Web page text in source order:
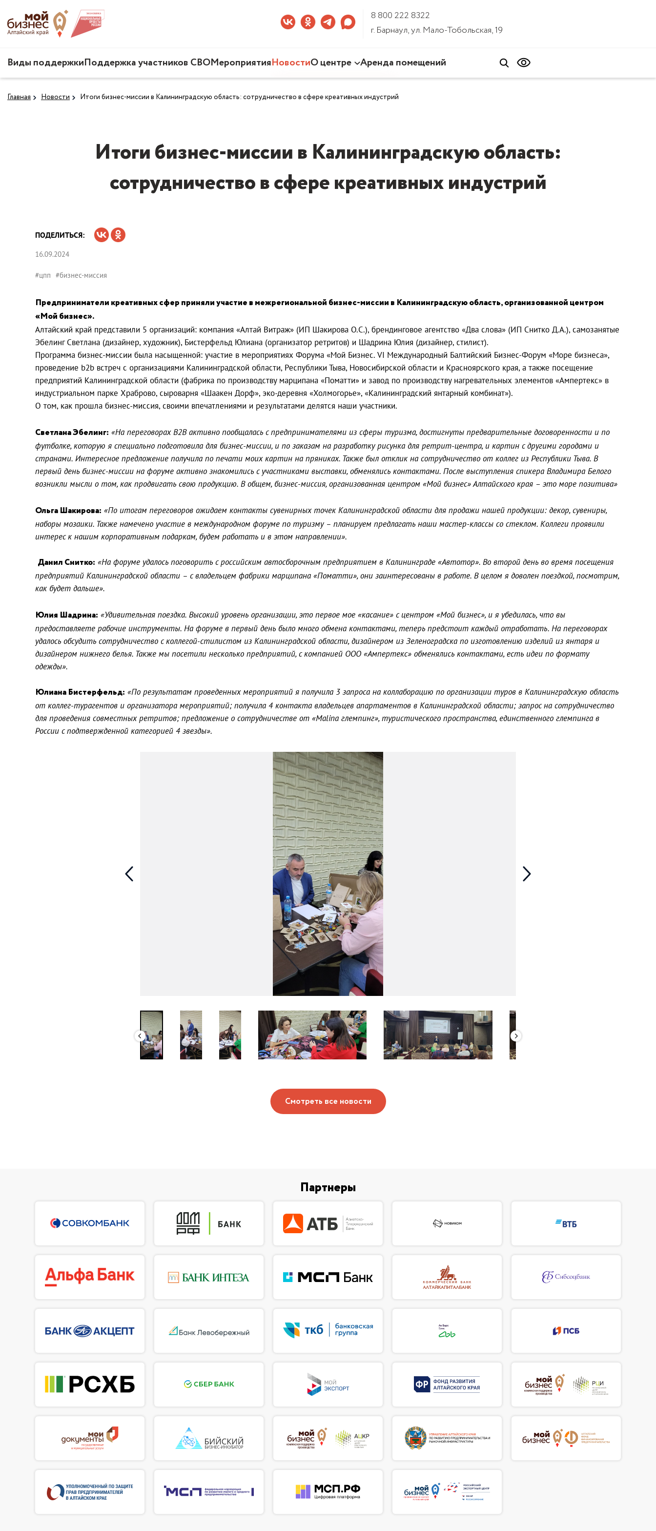
8 800 222 8322
г. Барнаул, ул. Мало-Тобольская, 19
Виды поддержкиПоддержка участников СВОМероприятияНовостиО центре
Команда Центра
3D-тур по Центру
Аренда помещений
Главная Новости Итоги бизнес-миссии в Калининградскую область: сотрудничество в сфере креативных индустрий
Итоги бизнес-миссии в Калининградскую область:
сотрудничество в сфере креативных индустрий
ПОДЕЛИТЬСЯ:
16.09.2024
#цпп #бизнес-миссия
Предприниматели креативных сфер приняли участие в межрегиональной бизнес-миссии в Калининградскую область, организованной центром
«Мой бизнес».
Алтайский край представили 5 организаций: компания «Алтай Витраж» (ИП Шакирова О.С.), брендинговое агентство «Два слова» (ИП Снитко Д.А.), самозанятые
Эбелинг Светлана (дизайнер, художник), Бистерфельд Юлиана (организатор ретритов) и Шадрина Юлия (дизайнер, стилист).
Программа бизнес-миссии была насыщенной: участие в мероприятиях Форума «Мой Бизнес. VI Международный Балтийский Бизнес-Форум «Море бизнеса»,
проведение b2b встреч с организациями Калининградской области, Республики Тыва, Новосибирской области и Красноярского края, а также посещение
предприятий Калининградской области (фабрика по производству марципана «Поматти» и завод по производству нагревательных элементов «Ампертекс» в
индустриальном парке Храброво, сыроварня «Шаакен Дорф», эко-деревня «Холмогорье», «Калининградский янтарный комбинат»).
О том, как прошла бизнес-миссия, своими впечатлениями и результатами делятся наши участники.
Светлана Эбелинг: «На переговорах B2B активно пообщалась с предпринимателями из сферы туризма, достигнуты предварительные договоренности и по
футболке, которую я специально подготовила для бизнес-миссии, и по заказам на разработку рисунка для ретрит-центра, и картин с другими городами и
странами. Интересное предложение получила по печати моих картин на пряниках. Также был отклик на сотрудничество от коллег из Республики Тыва. В
первый день бизнес-миссии на форуме активно знакомились с участниками выставки, обменялись контактами. После выступления спикера Владимира Белого
возникли мысли о том, как продвигать свою продукцию. В общем, бизнес-миссия, организованная центром «Мой бизнес» Алтайского края – это море позитива»
Ольга Шакирова: «По итогам переговоров ожидаем контакты сувенирных точек Калининградской области для продажи нашей продукции: декор, сувениры,
наборы мозаики. Также намечено участие в международном форуме по туризму – планируем предлагать наши мастер-классы со стеклом. Коллеги проявили
интерес к нашим корпоративным подаркам, будем работать и в этом направлении».
Данил Снитко: «На форуме удалось поговорить с российским автосборочным предприятием в Калининграде «Автотор». Во второй день во время посещения
предприятий Калининградской области – с владельцем фабрики марципана «Поматти», они заинтересованы в работе. В целом я доволен поездкой, посмотрим,
как будет дальше».
Юлия Шадрина: «Удивительная поездка. Высокий уровень организации, это первое мое «касание» с центром «Мой бизнес», и я убедилась, что вы
предоставляете рабочие инструменты. На форуме в первый день было много обмена контактами, теперь предстоит каждый отработать. На переговорах
удалось обсудить сотрудничество с коллегой-стилистом из Калининградской области, дизайнером из Зеленоградска по изготовлению изделий из янтаря и
дизайнером нижнего белья. Также мы посетили несколько предприятий, с компанией ООО «Ампертекс» обменялись контактами, есть идеи по формату
одежды».
Юлиана Бистерфельд: «По результатам проведенных мероприятий я получила 3 запроса на коллаборацию по организации туров в Калининградскую область
от коллег-турагентов и организатора мероприятий; получила 4 контакта владельцев апартаментов в Калининградской области; запрос на сотрудничество
для проведения совместных ретритов; предложение о сотрудничестве от «Malina глемпинг», туристического пространства, единственного глемпинга в
России с подтвержденной категорией 4 звезды».
Смотреть все новости
Партнеры